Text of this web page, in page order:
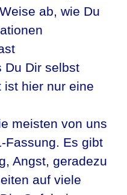
ab, wie Du
Du Dir selbst
ist hier nur eine
meisten von uns
Fassung. Es gibt
Angst, geradezu
auf viele